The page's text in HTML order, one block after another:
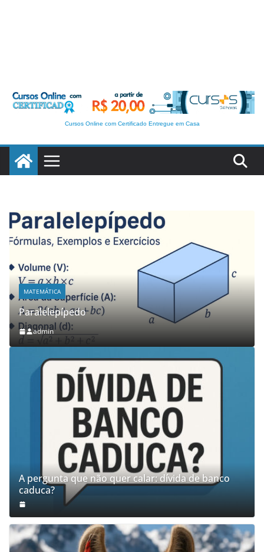
Cursos Online com Certificado Entregue em Casa
MATEMÁTICA
Paralelepípedo
admin
A pergunta que não quer calar: dívida de banco
caduca?